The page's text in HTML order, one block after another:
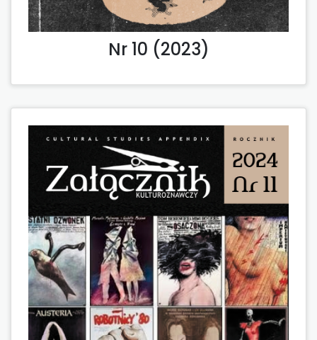
Nr 10 (2023)